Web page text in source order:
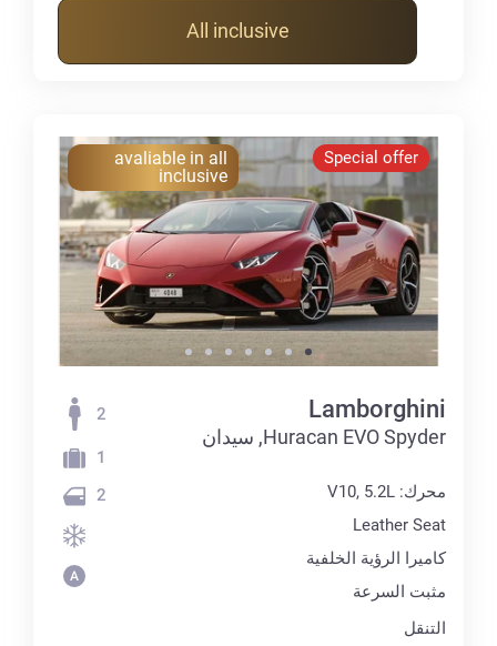
All inclusive
Special offer
avaliable in all
inclusive
Lamborghini
Huracan EVO Spyder, سيدان
محرك: V10, 5.2L
Leather Seat
كاميرا الرؤية الخلفية
مثبت السرعة
التنقل
2
1
2